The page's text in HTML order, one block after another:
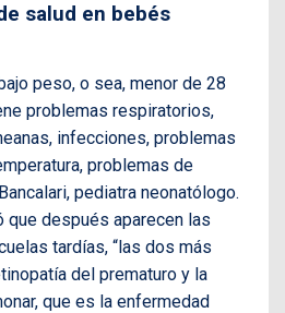
salud en bebés
peso, o sea, menor de 28
problemas respiratorios,
infecciones, problemas
problemas de
pediatra neonatólogo.
que después aparecen las
tardías, “las dos más
del prematuro y la
que es la enfermedad